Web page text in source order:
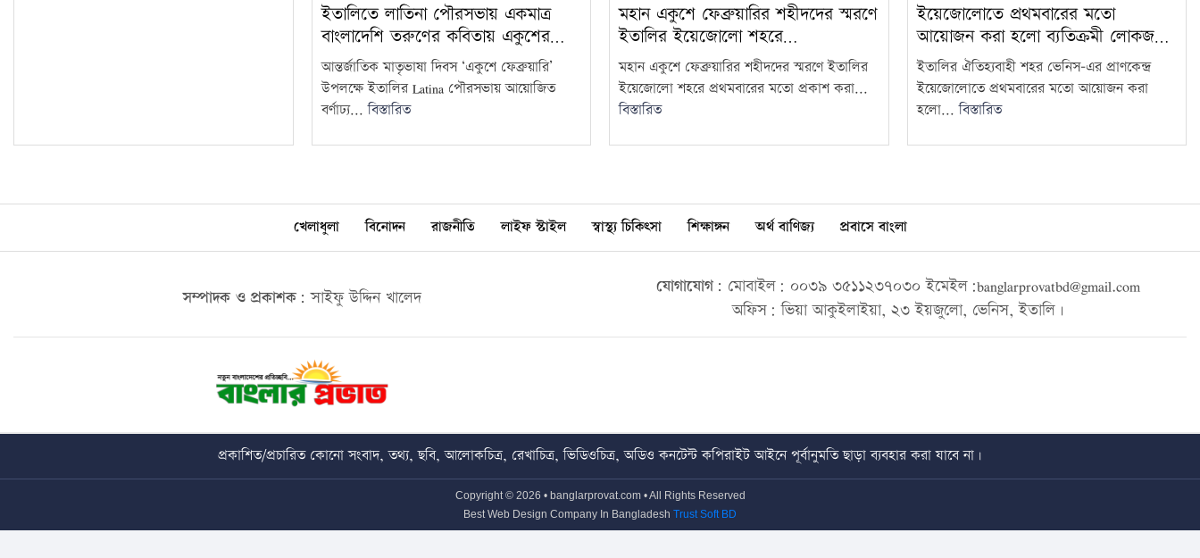
ইতালিতে লাতিনা পৌরসভায় একমাত্র
বাংলাদেশি তরুণের কবিতায় একুশের…
আন্তর্জাতিক মাতৃভাষা দিবস ‘একুশে ফেব্রুয়ারি’
উপলক্ষে ইতালির Latina পৌরসভায় আয়োজিত
বর্ণাঢ্য...বিস্তারিত
মহান একুশে ফেব্রুয়ারির শহীদদের স্মরণে
ইতালির ইয়েজোলো শহরে…
মহান একুশে ফেব্রুয়ারির শহীদদের স্মরণে ইতালির
ইয়েজোলো শহরে প্রথমবারের মতো প্রকাশ করা...
বিস্তারিত
ইয়েজোলোতে প্রথমবারের মতো
আয়োজন করা হলো ব্যতিক্রমী লোকজ…
ইতালির ঐতিহ্যবাহী শহর ভেনিস–এর প্রাণকেন্দ্র
ইয়েজোলোতে প্রথমবারের মতো আয়োজন করা
হলো...বিস্তারিত
খেলাধুলা বিনোদন রাজনীতি লাইফ স্টাইল স্বাস্থ্য চিকিৎসা শিক্ষাঙ্গন অর্থ বাণিজ্য প্রবাসে বাংলা
সম্পাদক ও প্রকাশক: সাইফু উদ্দিন খালেদ
যোগাযোগ: মোবাইল: ০০৩৯ ৩৫১১২৩৭০৩০ ইমেইল:banglarprovatbd@gmail.com
অফিস: ভিয়া আকুইলাইয়া, ২৩ ইয়জুলো, ভেনিস, ইতালি।
প্রকাশিত/প্রচারিত কোনো সংবাদ, তথ্য, ছবি, আলোকচিত্র, রেখাচিত্র, ভিডিওচিত্র, অডিও কনটেন্ট কপিরাইট আইনে পূর্বানুমতি ছাড়া ব্যবহার করা যাবে না।
Copyright © 2026 • banglarprovat.com • All Rights Reserved
Best Web Design Company In Bangladesh Trust Soft BD